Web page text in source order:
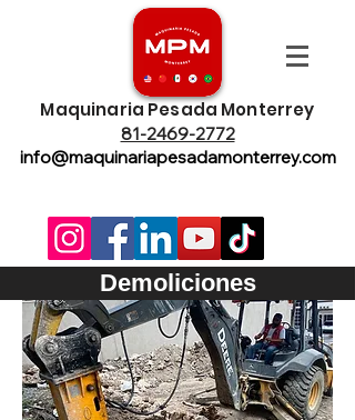
Maquinaria Pesada Monterrey
81-2469-2772
info@maquinariapesadamonterrey.com
Demoliciones